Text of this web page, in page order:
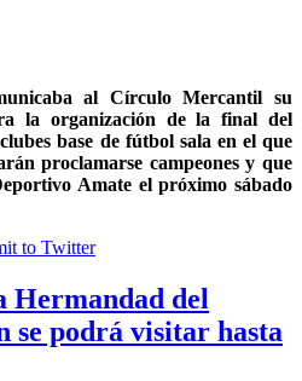
al Círculo Mercantil su
la organización de la final del
base de fútbol sala en el que
proclamarse campeones y que
Amate el próximo sábado
Hermandad del
se podrá visitar hasta